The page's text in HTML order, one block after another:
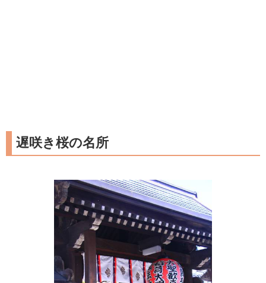
遅咲き桜の名所